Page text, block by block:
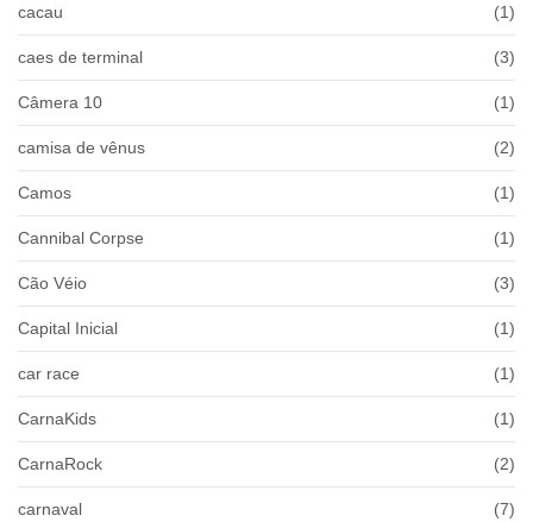
cacau (1)
caes de terminal (3)
Câmera 10 (1)
camisa de vênus (2)
Camos (1)
Cannibal Corpse (1)
Cão Véio (3)
Capital Inicial (1)
car race (1)
CarnaKids (1)
CarnaRock (2)
carnaval (7)